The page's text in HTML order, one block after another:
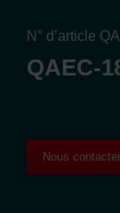
N° d’article
QAEC-
Nous contacter